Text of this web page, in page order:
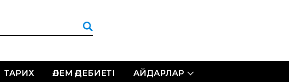
ТАРИХ ӘЛЕМ ӘДЕБИЕТІ АЙДАРЛАР